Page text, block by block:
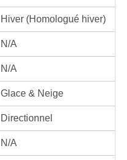
Hiver (Homologué hiver)
N/A
N/A
Glace & Neige
Directionnel
N/A